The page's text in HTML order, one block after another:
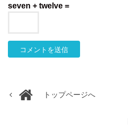
seven + twelve =
トップページへ